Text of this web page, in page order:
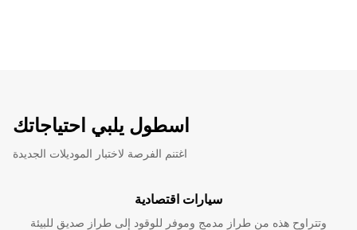
اسطول يلبي احتياجاتك
اغتنم الفرصة لاختبار الموديلات الجديدة
سيارات اقتصادية
وتتراوح هذه من طراز مدمج وموفر للوقود إلى طراز صديق للبيئة